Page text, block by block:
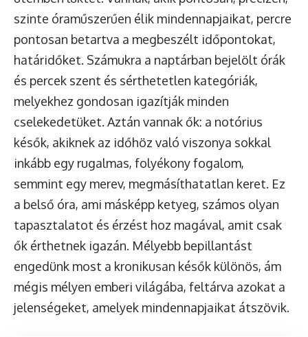
szinte óraműszerűen élik mindennapjaikat, percre
pontosan betartva a megbeszélt időpontokat,
határidőket. Számukra a naptárban bejelölt órák
és percek szent és sérthetetlen kategóriák,
melyekhez gondosan igazítják minden
cselekedetüket. Aztán vannak ők: a notórius
késők, akiknek az időhöz való viszonya sokkal
inkább egy rugalmas, folyékony fogalom,
semmint egy merev, megmásíthatatlan keret. Ez
a belső óra, ami másképp ketyeg, számos olyan
tapasztalatot és érzést hoz magával, amit csak
ők érthetnek igazán. Mélyebb bepillantást
engedünk most a kronikusan késők különös, ám
mégis mélyen emberi világába, feltárva azokat a
jelenségeket, amelyek mindennapjaikat átszövik.